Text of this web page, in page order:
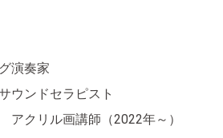
演奏家
ウンドセラピスト
クリル画講師（2022年～）